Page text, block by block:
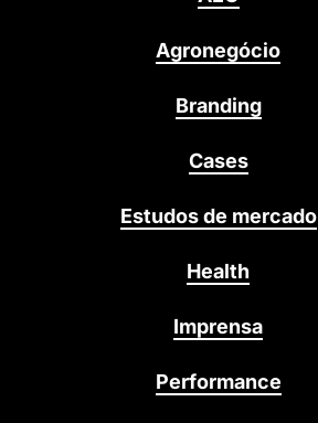
Agronegócio
Branding
Cases
Estudos de mercado
Health
Imprensa
Performance